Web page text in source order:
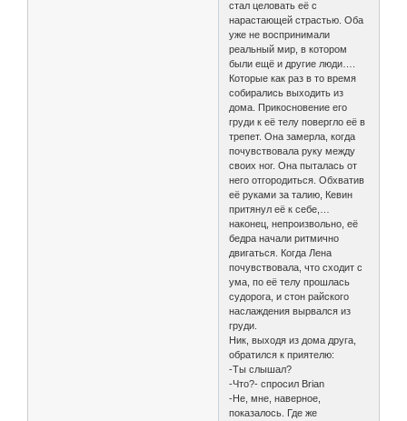
стал целовать её с
нарастающей страстью. Оба
уже не воспринимали
реальный мир, в котором
были ещё и другие люди….
Которые как раз в то время
собирались выходить из
дома. Прикосновение его
груди к её телу повергло её в
трепет. Она замерла, когда
почувствовала руку между
своих ног. Она пыталась от
него отгородиться. Обхватив
её руками за талию, Кевин
притянул её к себе,…
наконец, непроизвольно, её
бедра начали ритмично
двигаться. Когда Лена
почувствовала, что сходит с
ума, по её телу прошлась
судорога, и стон райского
наслаждения вырвался из
груди.
Ник, выходя из дома друга,
обратился к приятелю:
-Ты слышал?
-Что?- спросил Brian
-Не, мне, наверное,
показалось. Где же